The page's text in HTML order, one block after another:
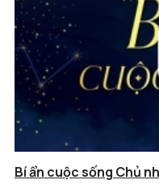
Bí ẩn cuộc sống Chủ